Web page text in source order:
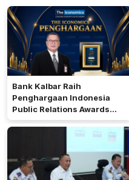
Bank Kalbar Raih
Penghargaan Indonesia
Public Relations Awards
2026